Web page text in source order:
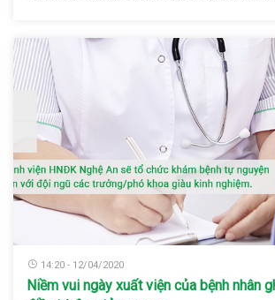
14:20 - 12/04/2020
Niềm vui ngày xuất viện của bệnh nhân